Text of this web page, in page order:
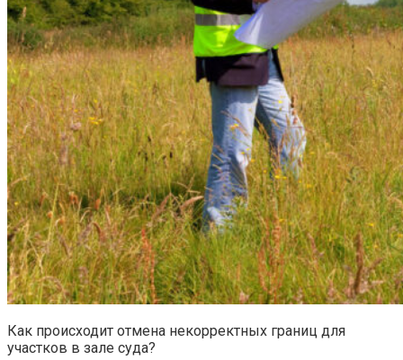
Как происходит отмена некорректных границ для
участков в зале суда?